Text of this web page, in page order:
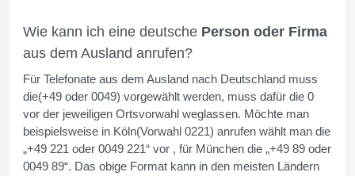
Wie kann ich eine deutsche Person oder Firma
aus dem Ausland anrufen?
Für Telefonate aus dem Ausland nach Deutschland muss
die(+49 oder 0049) vorgewählt werden, muss dafür die 0
vor der jeweiligen Ortsvorwahl weglassen. Möchte man
beispielsweise in Köln(Vorwahl 0221) anrufen wählt man die
„+49 221 oder 0049 221“ vor , für München die „+49 89 oder
0049 89“. Das obige Format kann in den meisten Ländern